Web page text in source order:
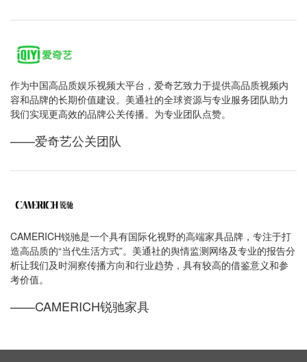
作为中国高品质娱乐视频大平台，爱奇艺致力于提供高品质视频内
容和品牌的长期价值建设。美通社的全球资源与专业服务团队助力
我们实现更高效的品牌公关传播。为专业团队点赞。
——爱奇艺公关团队
CAMERICH锐驰是一个具有国际化视野的高端家具品牌，专注于打
造高品质的“当代生活方式”。美通社的舆情监测网络及专业的报告分
析让我们及时洞察传播方向和行业趋势，具有较高的借鉴意义和参
考价值。
——CAMERICH锐驰家具